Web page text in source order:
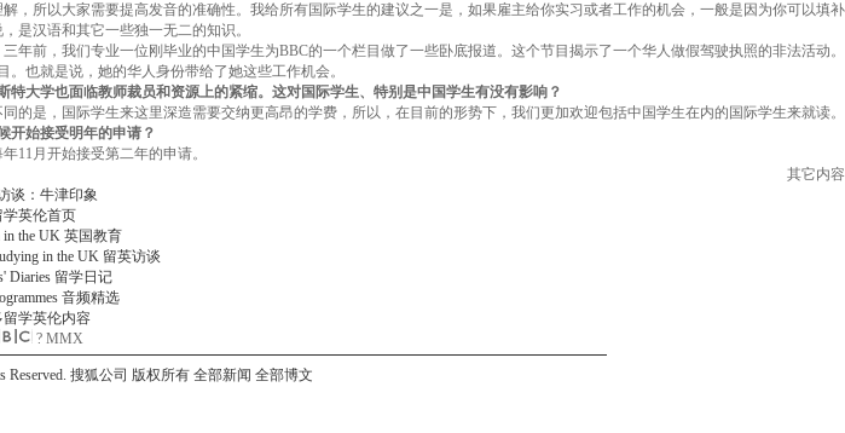
所以大家需要提高发音的准确性。我给所有国际学生的建议之一是，如果雇主给你实习或者工作的机会，一般是因为你可以填补
是汉语和其它一些独一无二的知识。
前，我们专业一位刚毕业的中国学生为BBC的一个栏目做了一些卧底报道。这个节目揭示了一个华人做假驾驶执照的非法活动。
也就是说，她的华人身份带给了她这些工作机会。
大学也面临教师裁员和资源上的紧缩。这对国际学生、特别是中国学生有没有影响？
是，国际学生来这里深造需要交纳更高昂的学费，所以，在目前的形势下，我们更加欢迎包括中国学生在内的国际学生来就读。
开始接受明年的申请？
11月开始接受第二年的申请。
其它内容
谈：牛津印象
学英伦首页
in the UK 英国教育
in the UK 留英访谈
Diaries留学日记
音频精选
留学英伦内容
? MMX
Reserved. 搜狐公司 版权所有 全部新闻 全部博文